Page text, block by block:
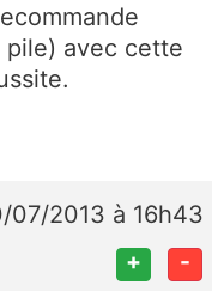
pile) avec cette
07/2013 à 16h43
+ -